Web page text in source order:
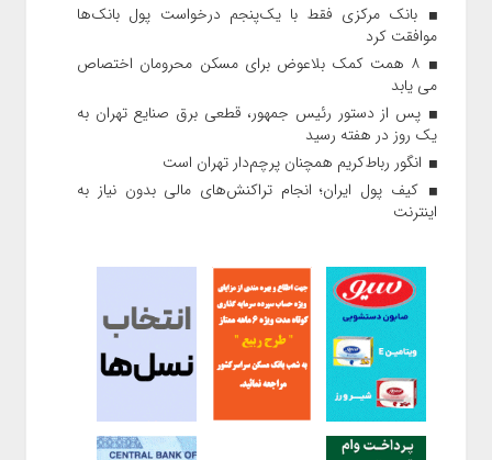
بانک مرکزی فقط با یک‌‎پنجم درخواست پول بانک‌ها
موافقت کرد
۸ همت کمک بلاعوض برای مسکن محرومان اختصاص
می یابد
پس از دستور رئیس‌ جمهور، قطعی برق صنایع تهران به
یک روز در هفته رسید
انگور رباط‌کریم همچنان پرچم‌دار تهران است
کیف پول ایران؛ انجام تراکنش‌های مالی بدون نیاز به
اینترنت